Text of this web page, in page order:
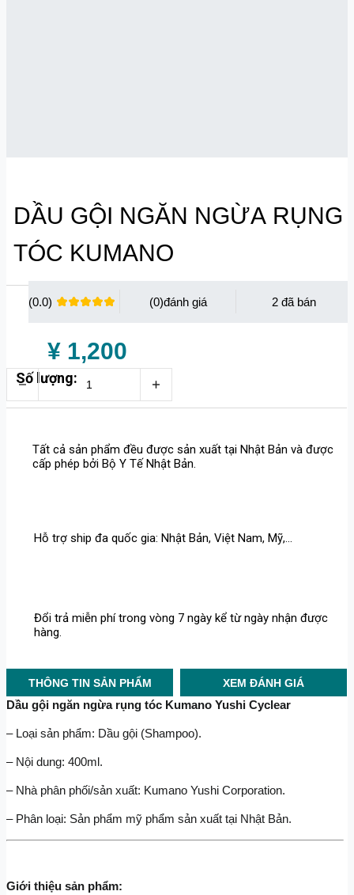
XEM ĐÁNH GIÁ
THÔNG TIN SẢN PHẨM
Hỗ trợ ship đa quốc gia: Nhật Bản, Việt Nam, Mỹ,...
Đổi trả miễn phí trong vòng 7 ngày kể từ ngày nhận được
hàng.
2
(0)
(0.0)
¥ 1,200
Tất cả sản phẩm đều được sản xuất tại Nhật Bản và được
cấp phép bởi Bộ Y Tế Nhật Bản.
Dầu gội ngăn ngừa rụng tóc Kumano Yushi Cyclear
– Loại sản phẩm: Dầu gội (Shampoo).
– Nội dung: 400ml.
– Nhà phân phối/sản xuất: Kumano Yushi Corporation.
– Phân loại: Sản phẩm mỹ phẩm sản xuất tại Nhật Bản.
Giới thiệu sản phẩm:
DẦU GỘI NGĂN NGỪA RỤNG
TÓC KUMANO
Số lượng: